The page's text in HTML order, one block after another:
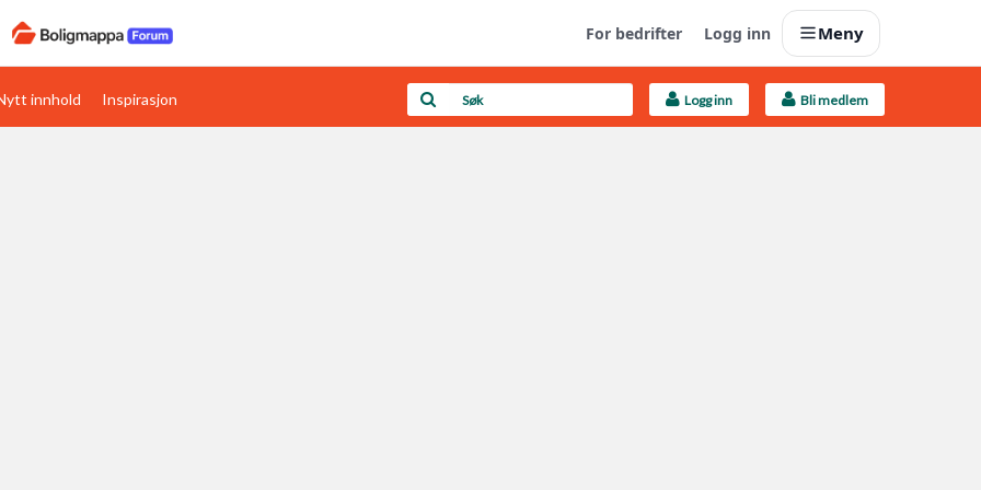
For bedrifter Logg inn Meny
Boligens papirer Last opp selv
innhold Inspirasjon Logg inn Bli medlem